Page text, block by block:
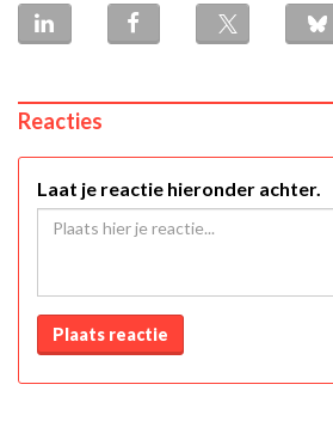
Reacties
Laat je reactie hieronder achter.
Plaats reactie